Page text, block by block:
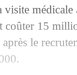
visite
15
le
pour 60 M€
24h pour